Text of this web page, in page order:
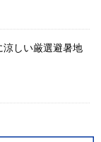
涼しい厳選避暑地